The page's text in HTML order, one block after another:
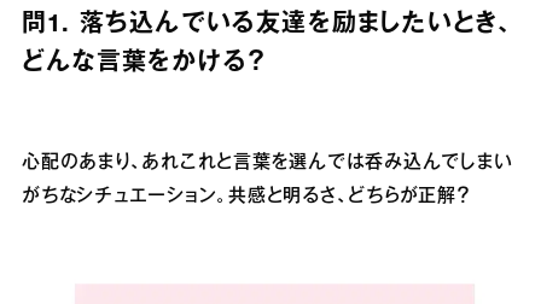
問1. 落ち込んでいる友達を励ましたいとき、
どんな言葉をかける？
心配のあまり、あれこれと言葉を選んでは呑み込んでしまい
がちなシチュエーション。共感と明るさ、どちらが正解？